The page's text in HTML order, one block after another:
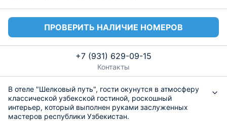
ПРОВЕРИТЬ НАЛИЧИЕ НОМЕРОВ
+7 (931) 629-09-15
Контакты
В отеле "Шелковый путь", гости окунутся в атмосферу
классической узбекской гостиной, роскошный
интерьер, который выполнен руками заслуженных
мастеров республики Узбекистан.